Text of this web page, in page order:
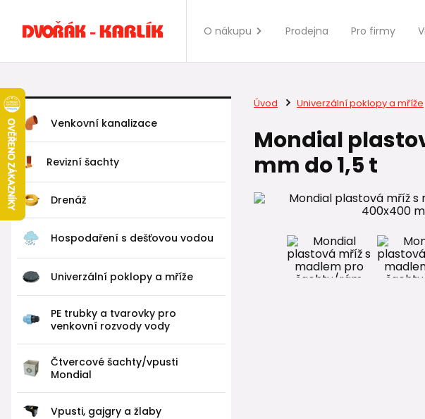
O nákupu Prodejna Pro firmy
Venkovní kanalizace
Revizní šachty
Drenáž
Hospodaření s dešťovou vodou
Univerzální poklopy a mříže
PE trubky a tvarovky pro
venkovní rozvody vody
Čtvercové šachty/vpusti
Mondial
Vpusti, gajgry a žlaby
Úvod Univerzální poklopy a mříže
Mondial
mm do 1,5 t